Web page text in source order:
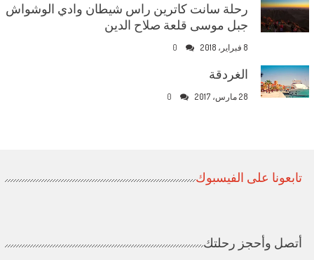
رحلة سانت كاترين راس شيطان وادي الوشواش
جبل موسى قلعة صلاح الدين
8 فبراير، 2018 0
الغردقة
28 مارس، 2017 0
تابعونا على الفيسبوك
أتصل وأحجز رحلتك